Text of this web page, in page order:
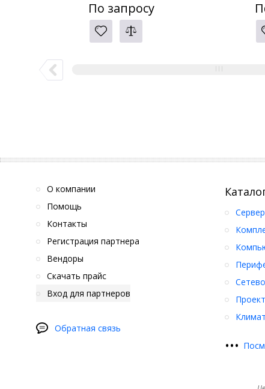
Turbo, 96C/192T, 384Mb L3, TDP
350W,100-000001361,TRAY
По запросу
LGA1700,
О компании
Помощь
Контакты
Регистрация партнера
Вендоры
Скачать прайс
Вход для партнеров
Обратная связь
•••